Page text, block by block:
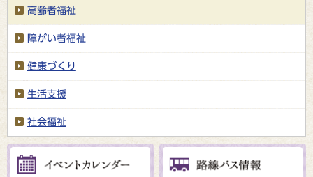
高齢者福祉
障がい者福祉
健康づくり
生活支援
社会福祉